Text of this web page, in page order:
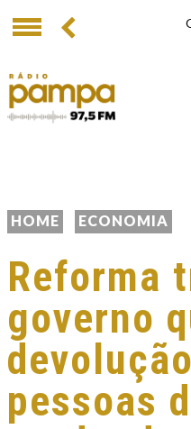
HOME ECONOMIA
Reforma
governo
pessoas